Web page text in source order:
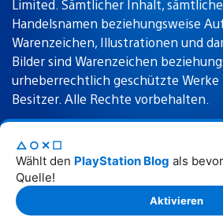
△○✕☐
Wählt den PlayStation Blog als
Quelle!
Aktivieren
Limited. Sämtlicher Inhalt,
Handelsnamen beziehungsweise
Warenzeichen, Illustrationen und
Bilder sind Warenzeichen
urheberrechtlich geschützte
Besitzer. Alle Rechte vorbehalten.
Nutzungsbedingungen
Rechtliche Hinweise